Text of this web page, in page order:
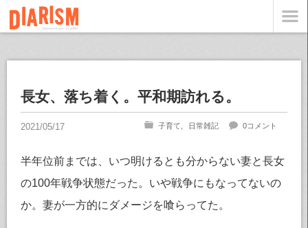
長女、落ち着く。平和期訪れる。
子育て 日常雑記 0コメント
半年位前までは、いつ明けるとも分からない妻と長女
の100年戦争状態だった。いや戦争にもなってないの
か。妻が一方的にダメージを喰らってた。